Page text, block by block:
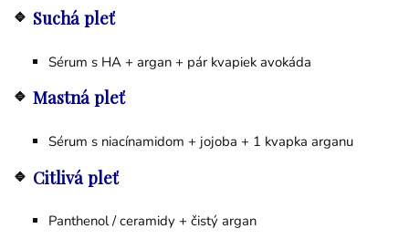
🔹 Suchá pleť
Sérum s HA + argan + pár kvapiek avokáda
🔹Mastná pleť
Sérum s niacínamidom + jojoba + 1 kvapka arganu
🔹 Citlivá pleť
Panthenol / ceramidy + čistý argan